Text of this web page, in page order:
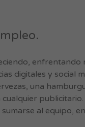
digitales y social
una
al equipo,